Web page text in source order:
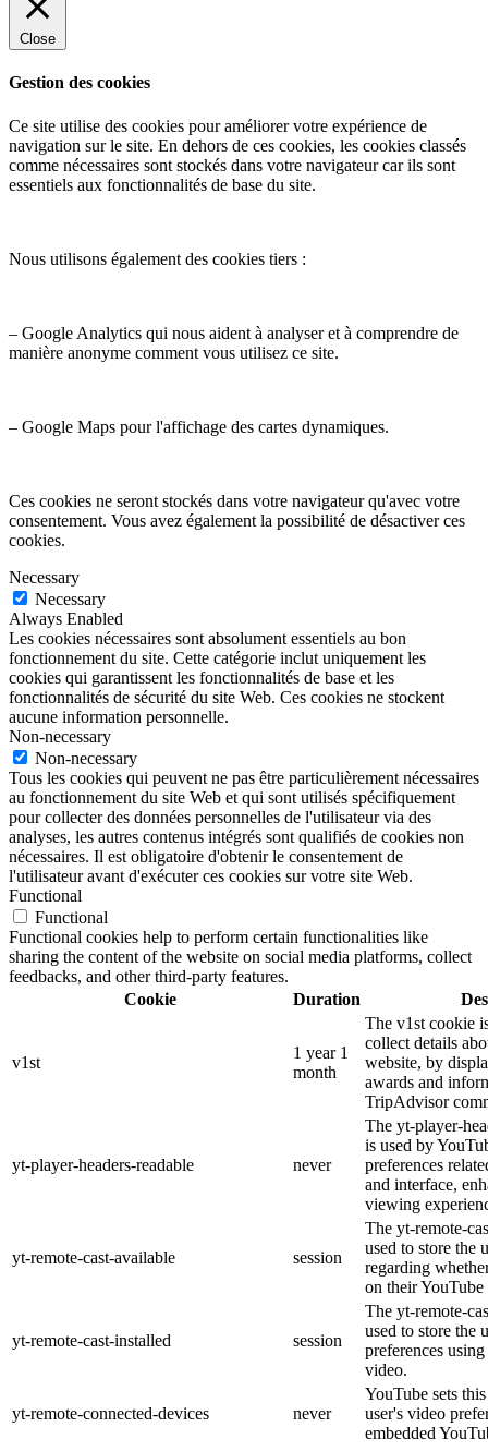
Close
Gestion des cookies
Ce site utilise des cookies pour améliorer votre expérience de
navigation sur le site. En dehors de ces cookies, les cookies classés
comme nécessaires sont stockés dans votre navigateur car ils sont
essentiels aux fonctionnalités de base du site.
Nous utilisons également des cookies tiers :
– Google Analytics qui nous aident à analyser et à comprendre de
manière anonyme comment vous utilisez ce site.
– Google Maps pour l'affichage des cartes dynamiques.
Ces cookies ne seront stockés dans votre navigateur qu'avec votre
consentement. Vous avez également la possibilité de désactiver ces
cookies.
Necessary
Necessary
Always Enabled
Les cookies nécessaires sont absolument essentiels au bon
fonctionnement du site. Cette catégorie inclut uniquement les
cookies qui garantissent les fonctionnalités de base et les
fonctionnalités de sécurité du site Web. Ces cookies ne stockent
aucune information personnelle.
Non-necessary
Non-necessary
Tous les cookies qui peuvent ne pas être particulièrement nécessaires
au fonctionnement du site Web et qui sont utilisés spécifiquement
pour collecter des données personnelles de l'utilisateur via des
analyses, les autres contenus intégrés sont qualifiés de cookies non
nécessaires. Il est obligatoire d'obtenir le consentement de
l'utilisateur avant d'exécuter ces cookies sur votre site Web.
Functional
Functional
Functional cookies help to perform certain functionalities like
sharing the content of the website on social media platforms, collect
feedbacks, and other third-party features.
Cookie
Duration
v1st
1 year 1
month
The v1st cookie
collect details
website, by
awards and
TripAdvisor
yt-player-headers-readable never
The yt-player-
is used by
preferences
and interface,
viewing
yt-remote-cast-available session
The yt-remote-
used to store the
regarding
on their
yt-remote-cast-installed session
The yt-remote-
used to store the
preferences
video.
yt-remote-connected-devices never
YouTube sets
user's video
embedded